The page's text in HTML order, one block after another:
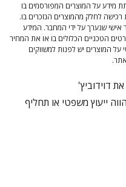
מידע על המוצרים המפורסמים בו
לחלק מהמוצרים הנזכרים בו.
אישי שנערך על ידי המחבר. המידע
הטכניים הכלולים בו או את המחיר
על המוצרים יש לפנות למשווקים
ייעוץ משפטי או תחליף